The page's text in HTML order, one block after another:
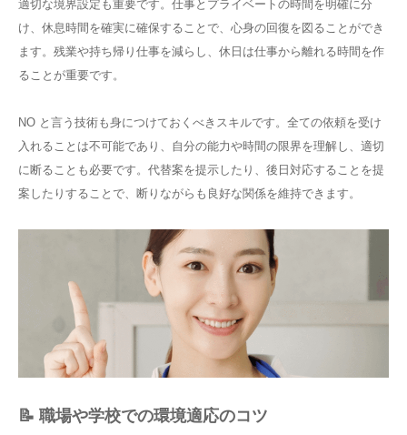
適切な境界設定も重要です。仕事とプライベートの時間を明確に分
け、休息時間を確実に確保することで、心身の回復を図ることができ
ます。残業や持ち帰り仕事を減らし、休日は仕事から離れる時間を作
ることが重要です。
NO と言う技術も身につけておくべきスキルです。全ての依頼を受け
入れることは不可能であり、自分の能力や時間の限界を理解し、適切
に断ることも必要です。代替案を提示したり、後日対応することを提
案したりすることで、断りながらも良好な関係を維持できます。
📝 職場や学校での環境適応のコツ